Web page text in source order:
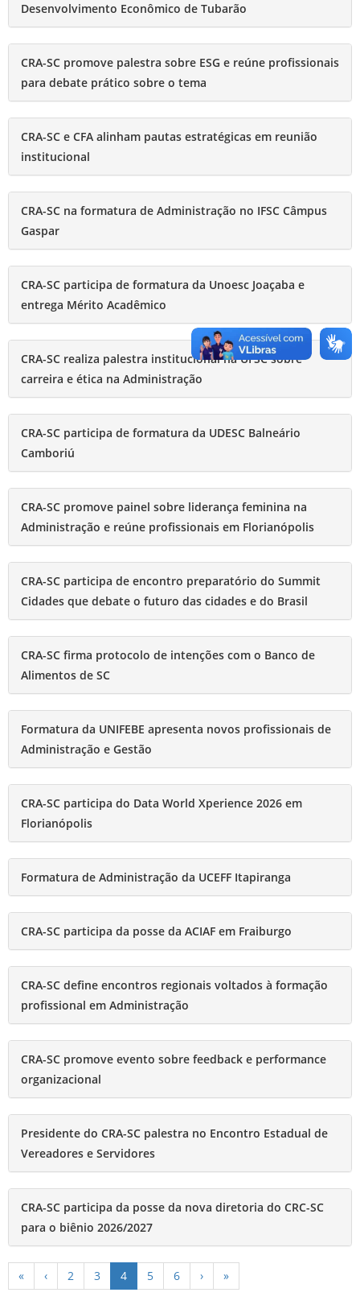
Desenvolvimento Econômico de Tubarão
CRA-SC promove palestra sobre ESG e reúne profissionais
para debate prático sobre o tema
CRA-SC e CFA alinham pautas estratégicas em reunião
institucional
CRA-SC na formatura de Administração no IFSC Câmpus
Gaspar
CRA-SC participa de formatura da Unoesc Joaçaba e
entrega Mérito Acadêmico
CRA-SC realiza palestra institucional na UFSC sobre
carreira e ética na Administração
CRA-SC participa de formatura da UDESC Balneário
Camboriú
CRA-SC promove painel sobre liderança feminina na
Administração e reúne profissionais em Florianópolis
CRA-SC participa de encontro preparatório do Summit
Cidades que debate o futuro das cidades e do Brasil
CRA-SC firma protocolo de intenções com o Banco de
Alimentos de SC
Formatura da UNIFEBE apresenta novos profissionais de
Administração e Gestão
CRA-SC participa do Data World Xperience 2026 em
Florianópolis
Formatura de Administração da UCEFF Itapiranga
CRA-SC participa da posse da ACIAF em Fraiburgo
CRA-SC define encontros regionais voltados à formação
profissional em Administração
CRA-SC promove evento sobre feedback e performance
organizacional
Presidente do CRA-SC palestra no Encontro Estadual de
Vereadores e Servidores
CRA-SC participa da posse da nova diretoria do CRC-SC
para o biênio 2026/2027
« ‹ 2 3 4 5 6 › »